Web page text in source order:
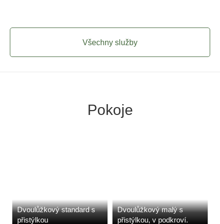
Všechny služby
Pokoje
Dvoulůžkový standard s
přistýlkou
Dvoulůžkový malý s
přistýlkou, v podkroví.